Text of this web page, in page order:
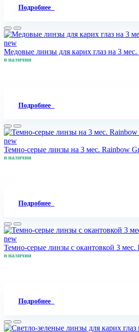
Подробнее
new
Медовые линзы для карих глаз на 3
в наличии
Подробнее
new
Темно-серые линзы на 3 мес. Rainbow
в наличии
Подробнее
new
Темно-серые линзы с окантовкой 3 мес.
в наличии
Подробнее